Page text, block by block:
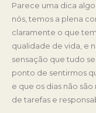
Parece uma dica
nós, temos a plena
claramente o que
qualidade de vida, e
sensação que tudo
ponto de sentirmos
e que os dias não
de tarefas e